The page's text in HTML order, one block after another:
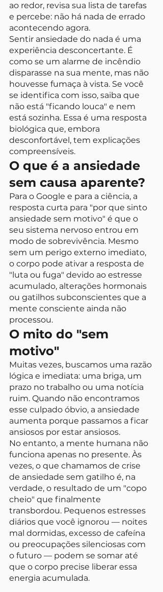
ao redor, revisa sua lista de tarefas
e percebe: não há nada de errado
acontecendo agora.
Sentir ansiedade do nada é uma
experiência desconcertante. É
como se um alarme de incêndio
disparasse na sua mente, mas não
houvesse fumaça à vista. Se você
se identifica com isso, saiba que
não está "ficando louca" e nem
está sozinha. Essa é uma resposta
biológica que, embora
desconfortável, tem explicações
compreensíveis.
O que é a ansiedade
sem causa aparente?
Para o Google e para a ciência, a
resposta curta para "por que sinto
ansiedade sem motivo" é que o
seu sistema nervoso entrou em
modo de sobrevivência. Mesmo
sem um perigo externo imediato,
o corpo pode ativar a resposta de
"luta ou fuga" devido ao estresse
acumulado, alterações hormonais
ou gatilhos subconscientes que a
mente consciente ainda não
processou.
O mito do "sem
motivo"
Muitas vezes, buscamos uma razão
lógica e imediata: uma briga, um
prazo no trabalho ou uma notícia
ruim. Quando não encontramos
esse culpado óbvio, a ansiedade
aumenta porque passamos a ficar
ansiosos por estar ansiosos.
No entanto, a mente humana não
funciona apenas no presente. Às
vezes, o que chamamos de crise
de ansiedade sem gatilho é, na
verdade, o resultado de um "copo
cheio" que finalmente
transbordou. Pequenos estresses
diários que você ignorou — noites
mal dormidas, excesso de cafeína
ou preocupações silenciosas com
o futuro — podem se somar até
que o corpo precise liberar essa
energia acumulada.